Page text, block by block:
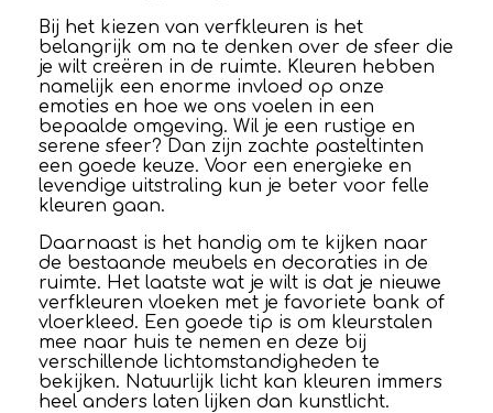
Bij het kiezen van verfkleuren is het
belangrijk om na te denken over de sfeer die
je wilt creëren in de ruimte. Kleuren hebben
namelijk een enorme invloed op onze
emoties en hoe we ons voelen in een
bepaalde omgeving. Wil je een rustige en
serene sfeer? Dan zijn zachte pasteltinten
een goede keuze. Voor een energieke en
levendige uitstraling kun je beter voor felle
kleuren gaan.
Daarnaast is het handig om te kijken naar
de bestaande meubels en decoraties in de
ruimte. Het laatste wat je wilt is dat je nieuwe
verfkleuren vloeken met je favoriete bank of
vloerkleed. Een goede tip is om kleurstalen
mee naar huis te nemen en deze bij
verschillende lichtomstandigheden te
bekijken. Natuurlijk licht kan kleuren immers
heel anders laten lijken dan kunstlicht.